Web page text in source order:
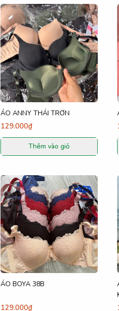
ÁO ANNY THÁI TRƠN
129.000₫
Thêm vào giỏ
ÁO BOYA 38B
129.000₫